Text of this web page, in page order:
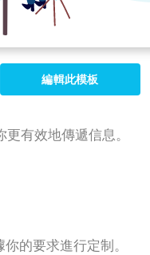
編輯此模板
有效地傳遞信息。
的要求進行定制。